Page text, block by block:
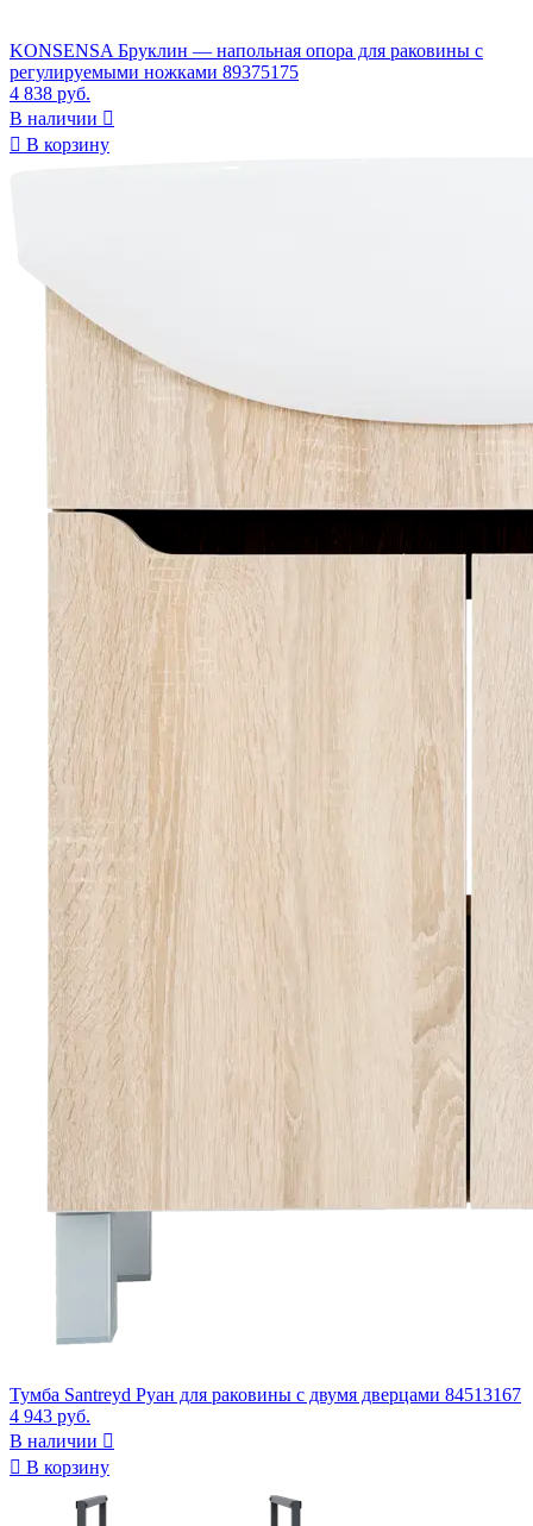
KONSENSA Бруклин — напольная опора для раковины с
регулируемыми ножками 89375175
4 838 руб.
В наличии 
 В корзину
Тумба Santreyd Руан для раковины с двумя дверцами 84513167
4 943 руб.
В наличии 
 В корзину